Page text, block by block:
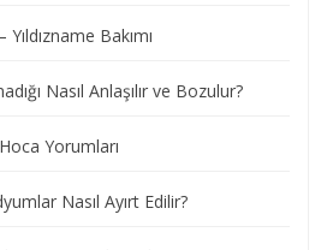
Bakımı
Nasıl Anlaşılır ve Bozulur?
Yorumları
Nasıl Ayırt Edilir?